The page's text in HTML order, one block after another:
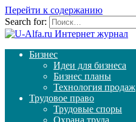
Перейти к содержанию
Search for:
Бизнес
Идеи для бизнеса
Бизнес планы
Технология продаж
Трудовое право
Трудовые споры
Охрана труда